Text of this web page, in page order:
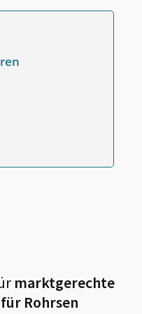
marktgerechte
Rohrsen